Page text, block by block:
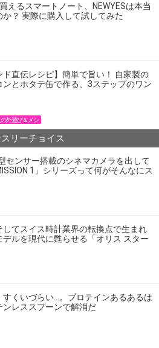
えるスマートノート、NEWYESは本当
か？ 実際に購入して試してみた
ド直伝レシピ】簡単で旨い！ 自家製の
ンとホタテ缶で作る、3ステップのワン
外遊び＆メシ
リーチョイス
センサー搭載のシネマカメラを出して
1」シリーズって何がそんなにス
してスイス時計業界の転換点で生まれ
デルを現代に甦らせる「オリス スター
すくいづらい…。プロテインあるあるは
ンレススプーンで解消だ